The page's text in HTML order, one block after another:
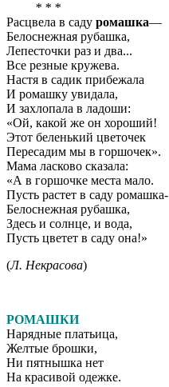
* * *
Расцвела в саду ромашка—
Белоснежная рубашка,
Лепесточки раз и два...
Все резные кружева.
Настя в садик прибежала
И ромашку увидала,
И захлопала в ладоши:
«Ой, какой же он хороший!
Этот беленький цветочек
Пересадим мы в горшочек».
Мама ласково сказала:
«А в горшочке места мало.
Пусть растет в саду ромашка-
Белоснежная рубашка,
Здесь и солнце, и вода,
Пусть цветет в саду она!»
(Л. Некрасова)
РОМАШКИ
Нарядные платьица,
Желтые брошки,
Ни пятнышка нет
На красивой одежке.